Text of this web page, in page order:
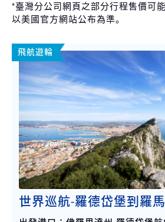
*臺灣分公司網頁之部分行程售價可
以美國官方網站公布為準。
飛航遊輪
世界巡航-羅德岱堡到羅